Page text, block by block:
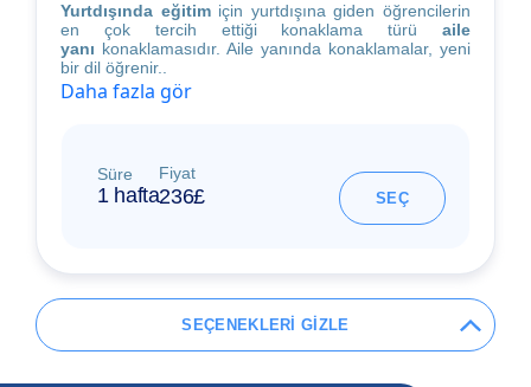
Yurtdışında eğitimiçin yurtdışına giden öğrencilerin
en çok tercih ettiği konaklama türü aile
yanı konaklamasıdır. Aile yanında konaklamalar, yeni
bir dil öğrenir..
Daha fazla gör
Süre
1 hafta
Fiyat
236£ SEÇ
SEÇENEKLERİ GİZLE